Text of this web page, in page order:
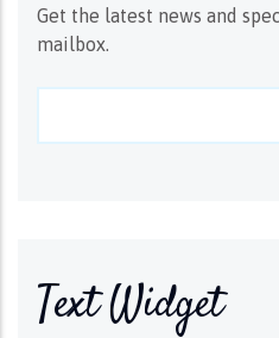
Get the latest news and
mailbox.
Text Widget